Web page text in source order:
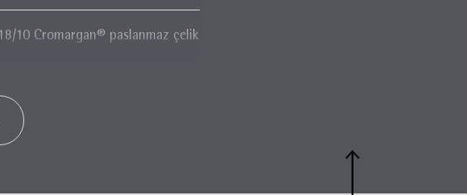
18/10 Cromargan® paslanmaz çelik